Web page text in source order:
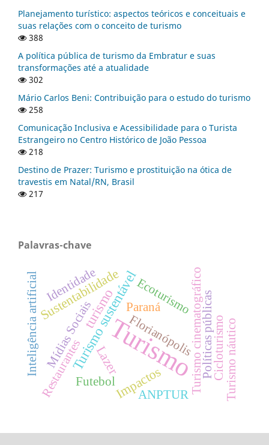
Planejamento turístico: aspectos teóricos e conceituais e
suas relações com o conceito de turismo
388
A política pública de turismo da Embratur e suas
transformações até a atualidade
302
Mário Carlos Beni: Contribuição para o estudo do turismo
258
Comunicação Inclusiva e Acessibilidade para o Turista
Estrangeiro no Centro Histórico de João Pessoa
218
Destino de Prazer: Turismo e prostituição na ótica de
travestis em Natal/RN, Brasil
217
Palavras-chave
Turismo
Turismo sustentável
turismo
Impactos
Lazer
Sustentabilidade Ecoturismo
FlorianópolisTurismo cinematográfico
Mídias Sociais Políticas públicas
Restaurantes
Paraná
Identidade
Futebol
ANPTUR
Inteligência artificial CicloturismoTurismo náutico